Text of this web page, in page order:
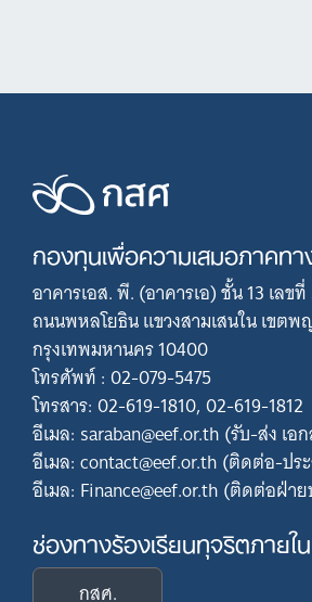
กองทุนเพื่อความเสมอภาคท
อาคารเอส. พี. (อาคารเอ) ชั้น 13 เลข
ถนนพหลโยธิน แขวงสามเสนใน เขตพ
กรุงเทพมหานคร 10400
โทรศัพท์ : 02-079-5475
โทรสาร: 02-619-1810, 02-619-1812
อีเมล: saraban@eef.or.th (รับ-ส่ง เอ
อีเมล: contact@eef.or.th (ติดต่อ-ปร
อีเมล: Finance@eef.or.th (ติดต่อฝ่า
ช่องทางร้องเรียนทุจริตภายใน
กสศ.